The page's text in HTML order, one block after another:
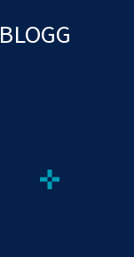
BLOGG